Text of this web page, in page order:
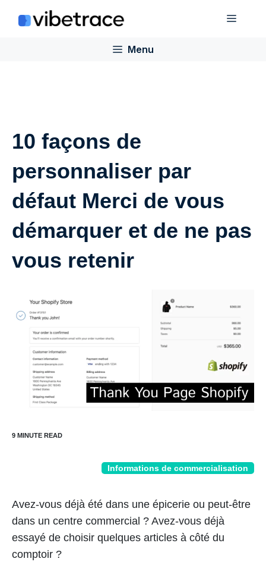
Menu
Menu
10 façons de
personnaliser par
défaut Merci de vous
démarquer et de ne pas
vous retenir
Informations de commercialisation
Avez-vous déjà été dans une épicerie ou peut-être
dans un centre commercial ? Avez-vous déjà
essayé de choisir quelques articles à côté du
comptoir ?